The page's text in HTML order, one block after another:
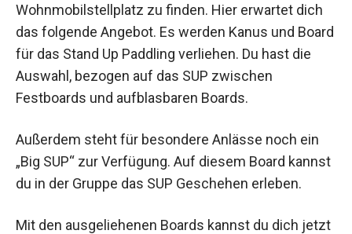
Wohnmobilstellplatz zu finden. Hier erwartet dich
das folgende Angebot. Es werden Kanus und Board
für das Stand Up Paddling verliehen. Du hast die
Auswahl, bezogen auf das SUP zwischen
Festboards und aufblasbaren Boards.
Außerdem steht für besondere Anlässe noch ein
„Big SUP“ zur Verfügung. Auf diesem Board kannst
du in der Gruppe das SUP Geschehen erleben.
Mit den ausgeliehenen Boards kannst du dich jetzt